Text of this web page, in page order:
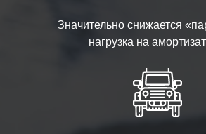
Значительно снижается
нагрузка на